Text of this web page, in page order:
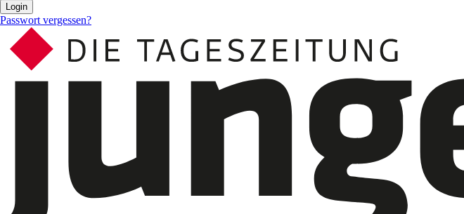
Login
Passwort vergessen?